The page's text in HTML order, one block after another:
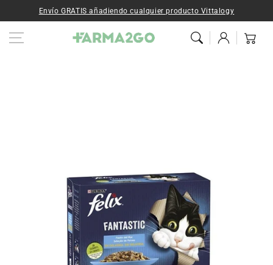
Ir al contenidoEnvío GRATIS añadiendo cualquier producto Vittalogy
Iniciar
sesión
Carrito